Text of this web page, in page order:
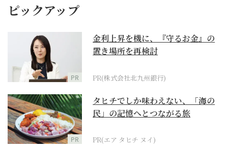
ピックアップ
PR
金利上昇を機に、『守るお金』の
置き場所を再検討
PR(株式会社北九州銀行)
PR
タヒチでしか味わえない、「海の
民」の記憶へとつながる旅
PR(エア タヒチ ヌイ)